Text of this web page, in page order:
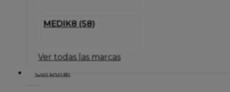
MEDIK8 (58)
Ver todas las marcas
Corporal